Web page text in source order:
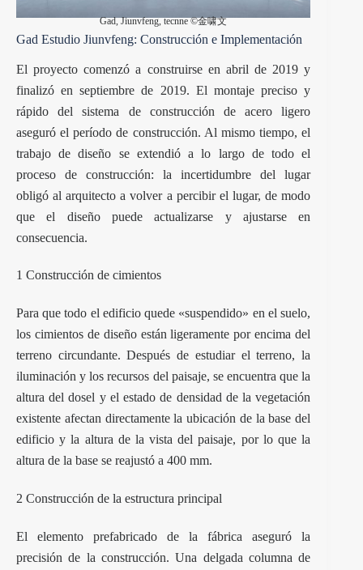
Gad, Jiunvfeng, tecnne ©金啸文
Gad Estudio Jiunvfeng: Construcción e Implementación
El proyecto comenzó a construirse en abril de 2019 y
finalizó en septiembre de 2019. El montaje preciso y
rápido del sistema de construcción de acero ligero
aseguró el período de construcción. Al mismo tiempo, el
trabajo de diseño se extendió a lo largo de todo el
proceso de construcción: la incertidumbre del lugar
obligó al arquitecto a volver a percibir el lugar, de modo
que el diseño puede actualizarse y ajustarse en
consecuencia.
1 Construcción de cimientos
Para que todo el edificio quede «suspendido» en el suelo,
los cimientos de diseño están ligeramente por encima del
terreno circundante. Después de estudiar el terreno, la
iluminación y los recursos del paisaje, se encuentra que la
altura del dosel y el estado de densidad de la vegetación
existente afectan directamente la ubicación de la base del
edificio y la altura de la vista del paisaje, por lo que la
altura de la base se reajustó a 400 mm.
2 Construcción de la estructura principal
El elemento prefabricado de la fábrica aseguró la
precisión de la construcción. Una delgada columna de